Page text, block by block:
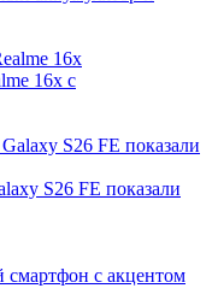
16x с
S26 FE показали
с акцентом